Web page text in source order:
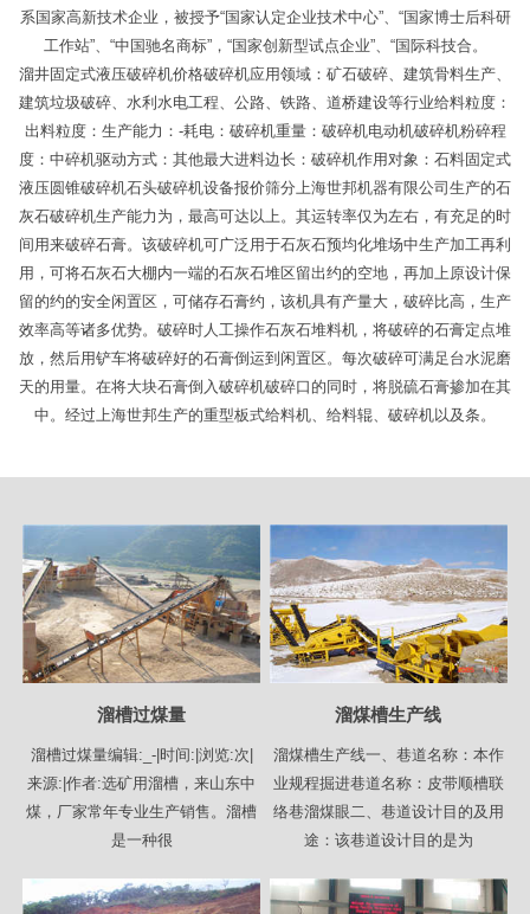
系国家高新技术企业，被授予“国家认定企业技术中心”、“国家博士后科研
工作站”、“中国驰名商标”，“国家创新型试点企业”、“国际科技合。
溜井固定式液压破碎机价格破碎机应用领域：矿石破碎、建筑骨料生产、
建筑垃圾破碎、水利水电工程、公路、铁路、道桥建设等行业给料粒度：
出料粒度：生产能力：-耗电：破碎机重量：破碎机电动机破碎机粉碎程
度：中碎机驱动方式：其他最大进料边长：破碎机作用对象：石料固定式
液压圆锥破碎机石头破碎机设备报价筛分上海世邦机器有限公司生产的石
灰石破碎机生产能力为，最高可达以上。其运转率仅为左右，有充足的时
间用来破碎石膏。该破碎机可广泛用于石灰石预均化堆场中生产加工再利
用，可将石灰石大棚内一端的石灰石堆区留出约的空地，再加上原设计保
留的约的安全闲置区，可储存石膏约，该机具有产量大，破碎比高，生产
效率高等诸多优势。破碎时人工操作石灰石堆料机，将破碎的石膏定点堆
放，然后用铲车将破碎好的石膏倒运到闲置区。每次破碎可满足台水泥磨
天的用量。在将大块石膏倒入破碎机破碎口的同时，将脱硫石膏掺加在其
中。经过上海世邦生产的重型板式给料机、给料辊、破碎机以及条。
溜槽过煤量
溜槽过煤量编辑:_-|时间:|浏览:次|
来源:|作者:选矿用溜槽，来山东中
煤，厂家常年专业生产销售。溜槽
是一种很
溜煤槽生产线
溜煤槽生产线一、巷道名称：本作
业规程掘进巷道名称：皮带顺槽联
络巷溜煤眼二、巷道设计目的及用
途：该巷道设计目的是为